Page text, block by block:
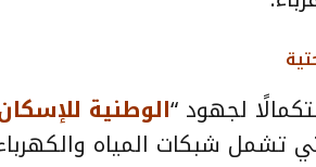
لجهود “الوطنية
تشمل شبكات المياه والكهرباء